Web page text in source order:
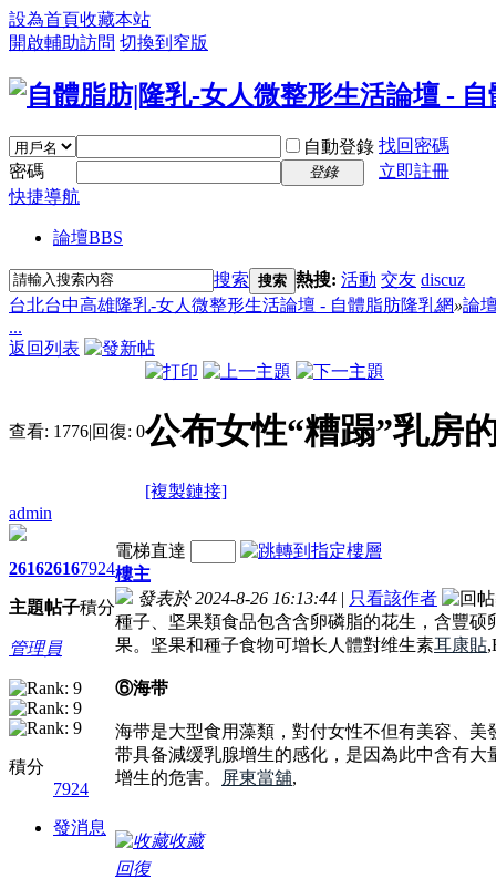
設為首頁收藏本站
開啟輔助訪問 切換到窄版
自動登錄 找回密碼
密碼
登錄
立即註冊
快捷導航
論壇BBS
搜索 搜索 熱搜: 活動 交友 discuz
台北台中高雄隆乳-女人微整形生活論壇 - 自體脂肪隆乳網»論
...
返回列表
查看: 1776|回復: 0公布女性“糟蹋”乳房
[複製鏈接]
admin
2616
主題
2616
帖子
7924
積分
管理員
積分
7924
發消息
電梯直達
樓主
發表於 2024-8-26 16:13:44 | 只看該作者
種子、坚果類食品包含含卵磷脂的花生，含豐
果。坚果和種子食物可增长人體對维生素耳康貼
⑥海带
海带是大型食用藻類，對付女性不但有美容、美
带具备減缓乳腺增生的感化，是因為此中含有
增生的危害。
屏東當舖,
收藏
回復